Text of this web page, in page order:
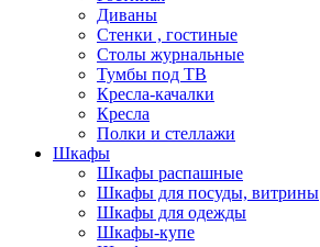
Диваны
Стенки , гостиные
Столы журнальные
Тумбы под ТВ
Кресла-качалки
Кресла
Полки и стеллажи
Шкафы
Шкафы распашные
Шкафы для посуды, витрины
Шкафы для одежды
Шкафы-купе